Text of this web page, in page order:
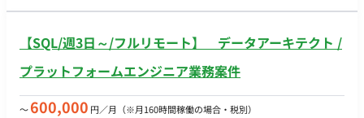
る準備や資料作成 ・年間の運用スケジュールの策定準備 / 補助
ムメンバーのマネジメント業務（タスク管理 / スケジュール管
理） ・運用タイトルで発生する一般的な運用業務全般（お知ら
程】 要件定義・設計・保守運用 【チーム体制】 ・運用メンバ
【SQL/週3日～/フルリモート】 データアーキテクト /
プラットフォームエンジニア業務案件
〜600,000 円／月 （※月160時間稼働の場合・税別）